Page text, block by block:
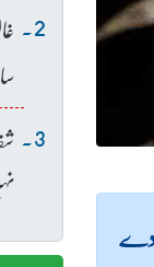
دے